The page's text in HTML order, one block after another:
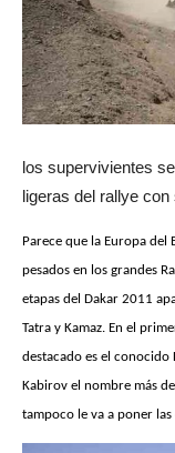
los supervivientes
ligeras del rallye
Parece que la Europa del
pesados en los grandes
etapas del Dakar 2011
Tatra y Kamaz. En el
destacado es el conocido
Kabirov el nombre más
tampoco le va a poner las